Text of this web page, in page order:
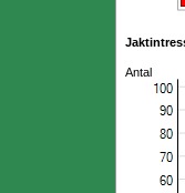
Antal